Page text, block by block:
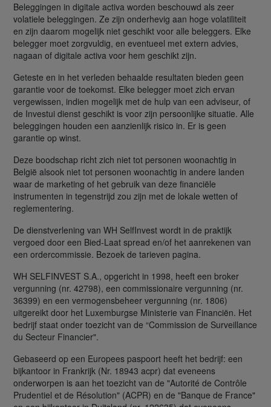
Beleggingen in digitale activa worden beschouwd als zeer
volatiele beleggingen. Ze zijn onderhevig aan hoge volatiliteit
en zijn daarom mogelijk niet geschikt voor alle beleggers. Elke
belegger moet zorgvuldig, en eventueel met extern advies,
nagaan of digitale activa voor hem geschikt zijn.
Geteste en in het verleden behaalde resultaten bieden geen
garantie voor de toekomst. Elke belegger moet zich ervan
vergewissen, indien mogelijk met de hulp van een adviseur, of
de Investui dienst geschikt is voor zijn persoonlijke situatie. Alle
beleggingen houden een aanzienlijk risico in. Er is geen
garantie op winst.
Deze boodschap richt zich niet tot personen woonachtig in
België alsook niet tot personen woonachtig in andere landen
waar de marketing of het gebruik van deze financiële
instrumenten in tegenstrijd zou zijn met de lokale wetten of
reglementering.
De dienstverlening van WH SelfInvest wordt in de praktijk
vergoed door een Bied-Laat spread en/of het aanrekenen van
een ordercommissie. Bezoek de tarieven pagina.
WH SELFINVEST S.A., opgericht in 1998, heeft een broker
vergunning (nr. 42798), een commissionaire vergunning (nr.
36399) en een vermogensbeheer vergunning (nr. 1806)
uitgereikt door het Luxemburgse Ministerie van Financiën. Het
bedrijf staat onder toezicht van de “Commission de Surveillance
du Secteur Financier".
Gebaseerd op een Europees paspoort heeft het bedrijf: een
bijkantoor in Frankrijk (Nr. 18943 acpr) dat eveneens
onderworpen is aan het toezicht van de "Autorité de Contrôle
Prudentiel et de Résolution" (ACPR) en de "Banque de France"